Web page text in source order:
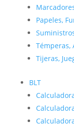
Papeles,
Témperas,
Tijeras,
BLT